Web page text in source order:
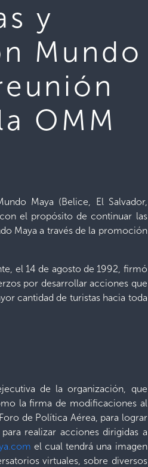
y
Mundo
OMM
Maya (Belice, El Salvador,
el propósito de continuar las
Maya a través de la promoción
el 14 de agosto de 1992, firmó
por desarrollar acciones que
cantidad de turistas hacia toda
de la organización, que
la firma de modificaciones al
de Política Aérea, para lograr
realizar acciones dirigidas a
el cual tendrá una imagen
virtuales, sobre diversos